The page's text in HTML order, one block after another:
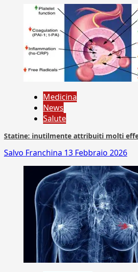
Medicina
News
Salute
Statine: inutilmente attribuiti molti
Salvo Franchina 13 Febbraio 2026